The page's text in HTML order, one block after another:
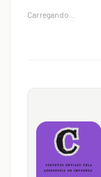
Carregando...